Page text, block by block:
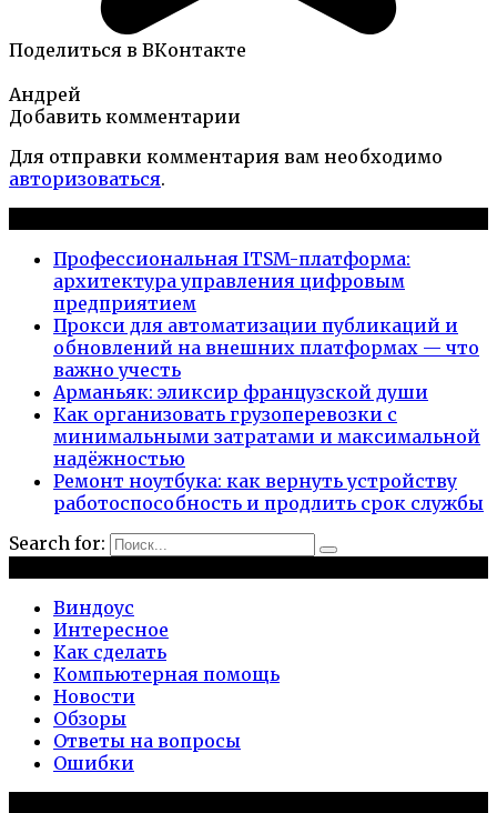
Поделиться в ВКонтакте
Андрей
Добавить комментарии
Для отправки комментария вам необходимо
авторизоваться.
Профессиональная ITSM-платформа:
архитектура управления цифровым
предприятием
Прокси для автоматизации публикаций и
обновлений на внешних платформах — что
важно учесть
Арманьяк: эликсир французской души
Как организовать грузоперевозки с
минимальными затратами и максимальной
надёжностью
Ремонт ноутбука: как вернуть устройству
работоспособность и продлить срок службы
Search for:
Виндоус
Интересное
Как сделать
Компьютерная помощь
Новости
Обзоры
Ответы на вопросы
Ошибки